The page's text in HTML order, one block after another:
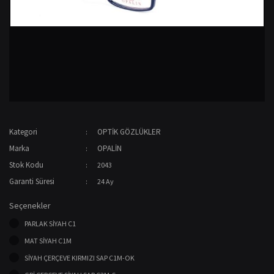
Kategori
OPTİK GÖZLÜKLER
Marka
OPALİN
Stok Kodu
2043
Garanti Süresi 24 Ay
Seçenekler
PARLAK SİYAH C1
MAT SİYAH C1M
SİYAH ÇERÇEVE KIRMIZI SAP C1M-OK